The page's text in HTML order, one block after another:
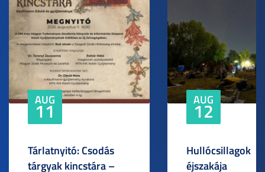
AUG
11
Tárlatnyitó: Csodás
tárgyak kincstára –
AUG
12
Hullócsillagok
éjszakája